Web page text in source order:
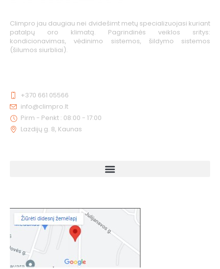
Climpro jau daugiau nei dvidešimt metų specializuojasi kuriant
patalpų oro klimatą. Pagrindinės veiklos sritys:
kondicionavimas, vėdinimo sistemos, šildymo sistemos
(šilumos siurbliai).
+370 661 05566
info@climpro.lt
Pirm - Penkt : 08:00 - 17:00
Lazdijų g. 8, Kaunas